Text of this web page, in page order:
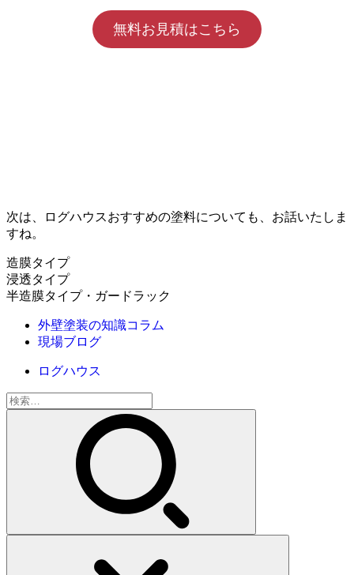
無料お見積はこちら
次は、ログハウスおすすめの塗料についても、お話いたしま
すね。
造膜タイプ
浸透タイプ
半造膜タイプ・ガードラック
外壁塗装の知識コラム
現場ブログ
ログハウス
検
索: